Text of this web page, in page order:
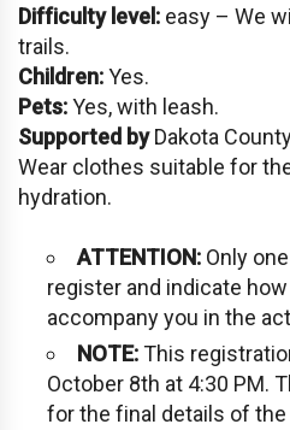
Difficulty level: easy – We
trails.
Children:Yes.
Pets:Yes, with leash.
Supported byDakota
Wear clothes suitable for
hydration.
ATTENTION: Only
register and indicate how
accompany you in the
NOTE:This
October 8th at 4:30 PM.
for the final details of